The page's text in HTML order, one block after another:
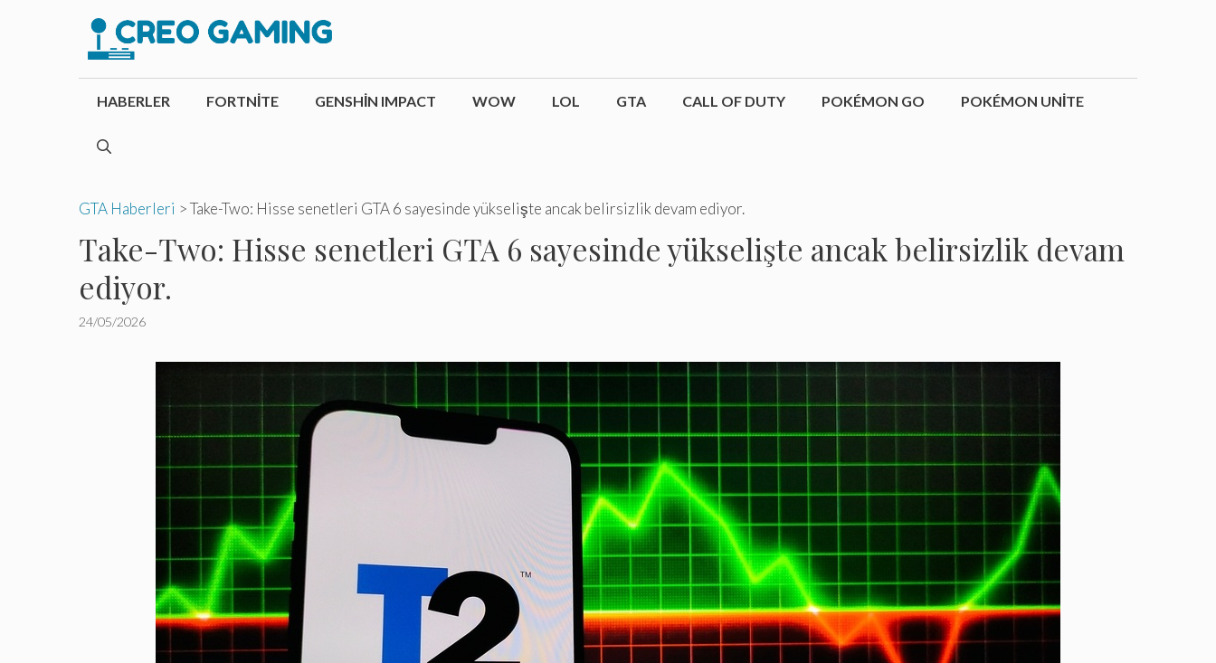
HABERLER FORTNITE GENSHIN IMPACT WOW LOL GTA CALL OF DUTY POKÉMON GO POKÉMON UNITE
GTA Haberleri >Take-Two: Hisse senetleri GTA 6 sayesinde yükselişte ancak belirsizlik devam ediyor.
Take-Two: Hisse senetleri GTA 6 sayesinde yükselişte ancak belirsizlik devam
ediyor.
24/05/2026